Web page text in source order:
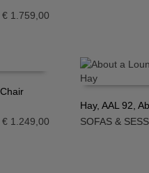
€1.759,00
€1.249,00
IN DEN
Hay, AAL 92,
SOFAS &